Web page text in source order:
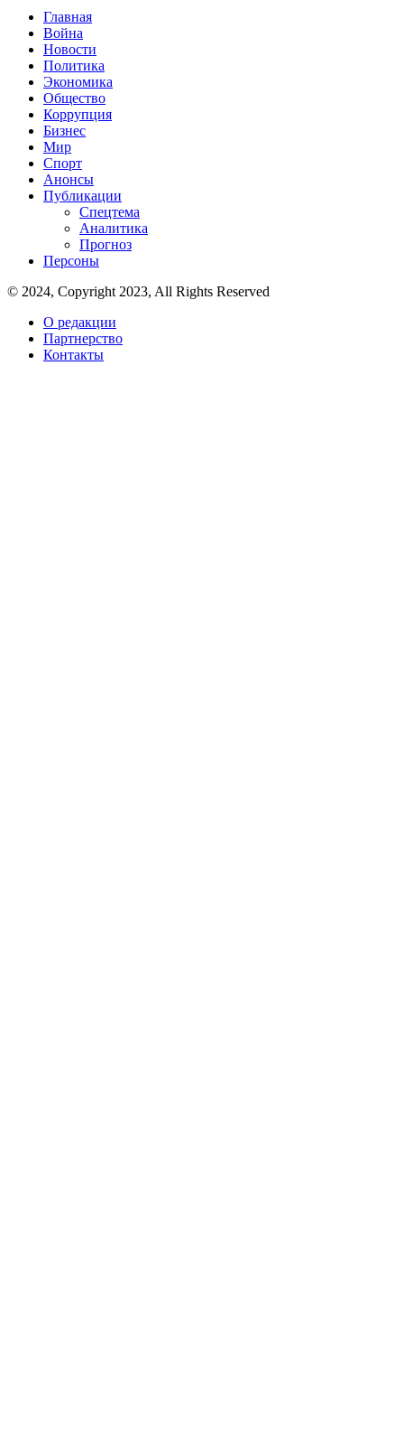
Главная
Война
Новости
Политика
Экономика
Общество
Коррупция
Бизнес
Мир
Спорт
Анонсы
Публикации
Спецтема
Аналитика
Прогноз
Персоны
© 2024, Copyright 2023, All Rights Reserved
О редакции
Партнерство
Контакты